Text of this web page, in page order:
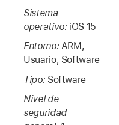
Sistema
operativo: iOS 15
Entorno: ARM,
Usuario, Software
Tipo: Software
Nivel de
seguridad